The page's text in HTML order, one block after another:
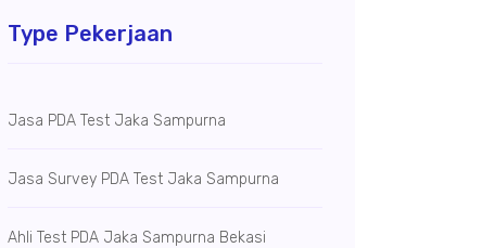
Type Pekerjaan
Jasa PDA Test Jaka Sampurna
Jasa Survey PDA Test Jaka Sampurna
Ahli Test PDA Jaka Sampurna Bekasi